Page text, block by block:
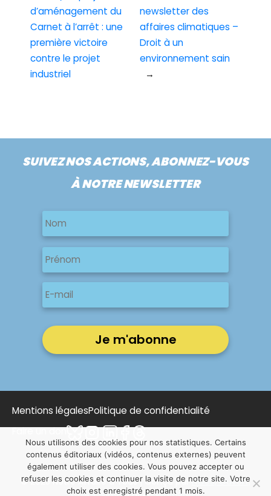
d’aménagement du
Carnet à l’arrêt : une
première victoire
contre le projet
industriel
newsletter des
affaires climatiques –
Droit à un
environnement sain
→
SUIVEZ NOS ACTIONS, ABONNEZ-VOUS
À NOTRE NEWSLETTER
Nom
Nom
Nom
Prénom
E-
mail
Mentions légalesPolitique de confidentialité
Faire un don
© 2025 Notre Affaire à Tous | Conçu parNOUS, Ouvert,
Nous utilisons des cookies pour nos statistiques. Certains
contenus éditoriaux (vidéos, contenus externes) peuvent
également utiliser des cookies. Vous pouvez accepter ou
refuser les cookies et continuer la visite de notre site. Votre
choix est enregistré pendant 1 mois.